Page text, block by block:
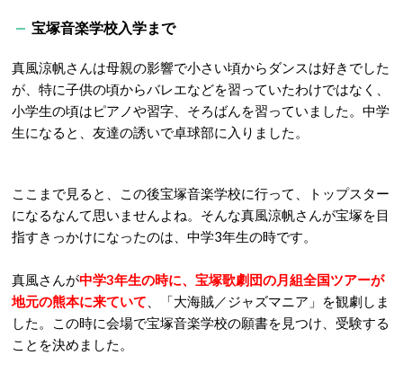
宝塚音楽学校入学まで
真風涼帆さんは母親の影響で小さい頃からダンスは好きでした
が、特に子供の頃からバレエなどを習っていたわけではなく、
小学生の頃はピアノや習字、そろばんを習っていました。中学
生になると、友達の誘いで卓球部に入りました。
ここまで見ると、この後宝塚音楽学校に行って、トップスター
になるなんて思いませんよね。そんな真風涼帆さんが宝塚を目
指すきっかけになったのは、中学3年生の時です。
真風さんが中学3年生の時に、宝塚歌劇団の月組全国ツアーが
地元の熊本に来ていて 、「大海賊／ジャズマニア」を観劇しま
した。この時に会場で宝塚音楽学校の願書を見つけ、受験する
ことを決めました。